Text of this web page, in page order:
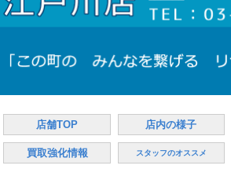
店舗TOP 店内の様子
買取強化情報 スタッフのオススメ